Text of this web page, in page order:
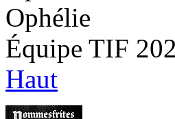
Ophélie
Équipe TIF
Haut